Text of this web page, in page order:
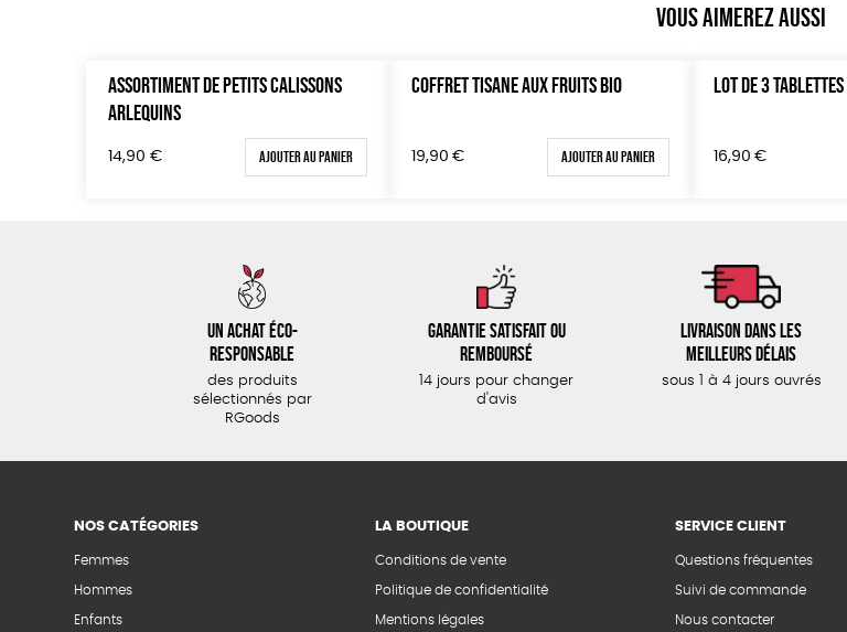
Vous aimerez aussi
ASSORTIMENT DE PETITS CALISSONS
ARLEQUINS
14,90 € Ajouter au panier
COFFRET TISANE AUX FRUITS BIO
19,90 € Ajouter au panier
LOT DE 3
16,90 €
Un achat éco-
responsable
des produits
sélectionnés par
RGoods
Garantie satisfait ou
remboursé
14 jours pour changer
d'avis
Livraison dans les
meilleurs délais
sous 1 à 4 jours ouvrés
NOS CATÉGORIES
Femmes
Hommes
Enfants
LA BOUTIQUE
Conditions de vente
Politique de confidentialité
Mentions légales
SERVICE CLIENT
Questions fréquentes
Suivi de commande
Nous contacter